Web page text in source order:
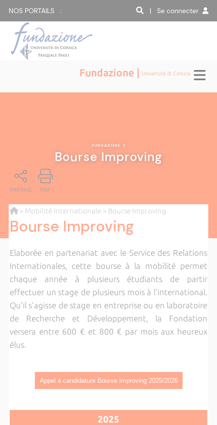
NOS PORTAILS : | Se connecter
Fundazione | Università di Corsica
FUNDAZIONE |
Bourse Improving
PARTAGE PDF
> Mobilité Internationale > Bourse Improving
Bourse Improving
Elaborée en partenariat avec le Service des Relations
Internationales, cette bourse à la mobilité permet
chaque année à plusieurs étudiants de partir
effectuer un stage de plusieurs mois à l'international.
Qu’il s’agisse de stage en entreprise ou en laboratoire
de Recherche et Développement, la Fondation
versera entre 600 € et 800 € par mois aux heureux
élus.
Appel à candidature Bourse Improving 2025/2026
2025